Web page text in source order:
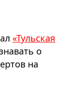
«Тульская
о
на